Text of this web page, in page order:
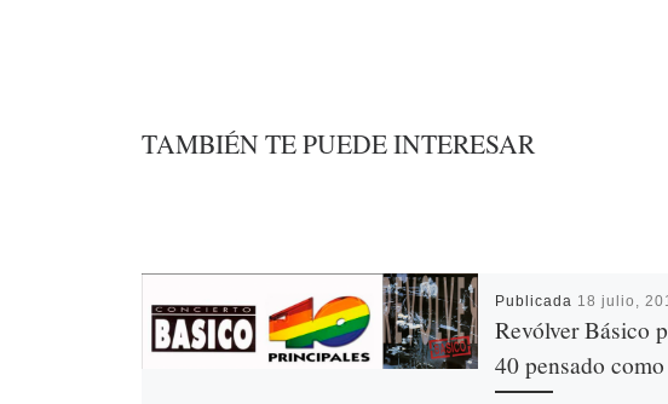
TAMBIÉN TE PUEDE INTERESAR
Publicada 18 julio,
Revólver Básico
40 pensado